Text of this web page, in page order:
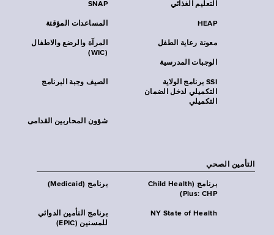
SNAP التعليم الغذائي
المساعدات المؤقتة HEAP
المرآة والرضع والاطفال
(WIC)
معونة رعاية الطفل
الوجبات المدرسية
الصيف وجبة البرنامج
SSI برنامج الولاية
التكميلي لدخل الضمان
التكميلي
شؤون المحاربين القدامى
التأمين الصحي
برنامج (Medicaid)
برنامج (Child Health
Plus: CHP)
برنامج التأمين الدوائي
للمسنين (EPIC)
NY State of Health